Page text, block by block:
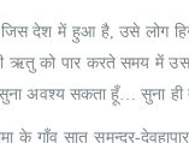
देश में हुआ है, उसे लोग
ऋतु को पार करते समय में
अवश्य सकता हूँ… सुना ही
के गाँव सात समुन्दर-